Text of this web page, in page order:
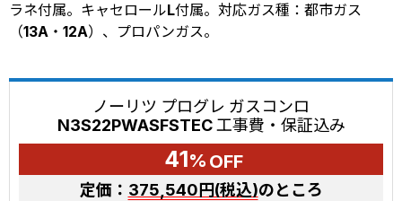
ラネ付属。キャセロールL付属。対応ガス種：都市ガス
（13A・12A）、プロパンガス。
ノーリツ プログレ ガスコンロ
N3S22PWASFSTEC 工事費・保証込み
41% OFF
定価： 375,540円(税込)のところ